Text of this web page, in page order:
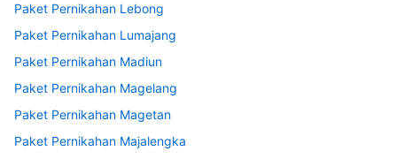
Paket Pernikahan Lebong
Paket Pernikahan Lumajang
Paket Pernikahan Madiun
Paket Pernikahan Magelang
Paket Pernikahan Magetan
Paket Pernikahan Majalengka